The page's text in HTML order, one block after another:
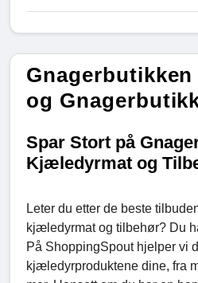
og
Spar Stort på
Kjæledyrmat og
Leter du etter de beste
kjæledyrmat og tilbehør? Du
På ShoppingSpout hjelper vi
kjæledyrproduktene dine, fra